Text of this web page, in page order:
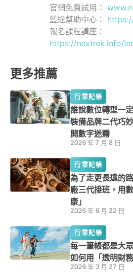
官網免費試用：
藍途幫助中心：
報名課程講座：
https://nextrek.info/
更多推薦
行業記帳
誰說數位轉型一
裝備品牌二代巧
開數字迷霧
2026 年 7 月 8 日
行業記帳
為了走更長遠的
廠三代接班，用
康」
2026 年 6 月 22 日
行業記帳
每一筆帳都是大
如何用「透明財
2026 年 3 月 27 日